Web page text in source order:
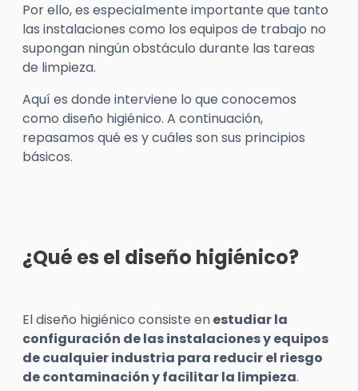
Por ello, es especialmente importante que tanto
las instalaciones como los equipos de trabajo no
supongan ningún obstáculo durante las tareas
de limpieza.
Aquí es donde interviene lo que conocemos
como diseño higiénico. A continuación,
repasamos qué es y cuáles son sus principios
básicos.
¿Qué es el diseño higiénico?
El diseño higiénico consiste enestudiar la
configuración de las instalaciones y equipos
de cualquier industria para reducir el riesgo
de contaminación y facilitar la limpieza.